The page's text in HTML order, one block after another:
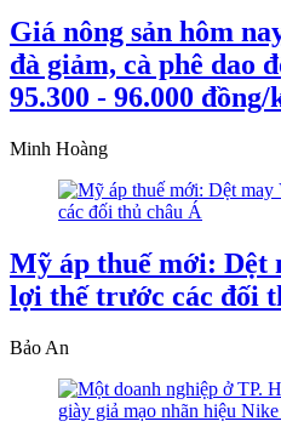
Giá nông sản hôm
đà giảm, cà phê dao
95.300 - 96.000 đồng/
Minh Hoàng
Mỹ áp thuế mới: Dệt
lợi thế trước các đối
Bảo An